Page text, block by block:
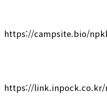
https://campsite.bio/
https://